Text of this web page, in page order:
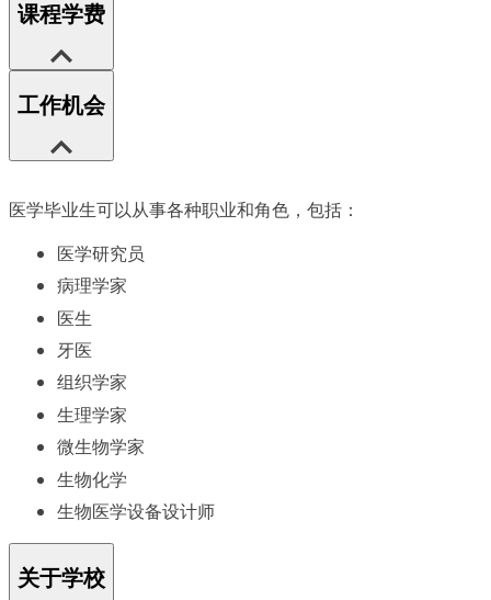
课程学费
工作机会
医学毕业生可以从事各种职业和角色，包括：
医学研究员
病理学家
医生
牙医
组织学家
生理学家
微生物学家
生物化学
生物医学设备设计师
关于学校